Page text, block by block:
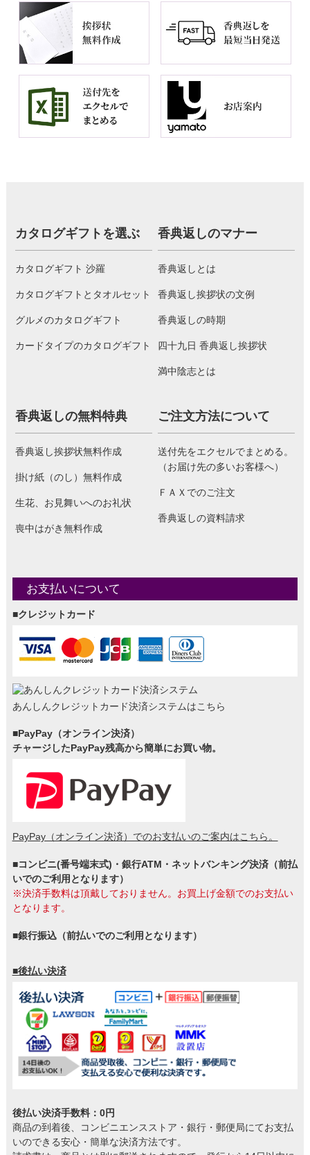
カタログギフトを選ぶ
カタログギフト 沙羅
カタログギフトとタオルセット
グルメのカタログギフト
カードタイプのカタログギフト
香典返しのマナー
香典返しとは
香典返し挨拶状の文例
香典返しの時期
四十九日 香典返し挨拶状
満中陰志とは
香典返しの無料特典
香典返し挨拶状無料作成
掛け紙（のし）無料作成
生花、お見舞いへのお礼状
喪中はがき無料作成
ご注文方法について
送付先をエクセルでまとめる。
（お届け先の多いお客様へ）
ＦＡＸでのご注文
香典返しの資料請求
お支払いについて
■クレジットカード
あんしんクレジットカード決済システムはこちら
■PayPay（オンライン決済）
チャージしたPayPay残高から簡単にお買い物。
PayPay（オンライン決済）でのお支払いのご案内はこちら。
■コンビニ(番号端末式)・銀行ATM・ネットバンキング決済（前払
いでのご利用となります）
※決済手数料は頂戴しておりません。お買上げ金額でのお支払い
となります。
■銀行振込（前払いでのご利用となります）
■後払い決済
後払い決済手数料：0円
商品の到着後、コンビニエンスストア・銀行・郵便局にてお支払
いのできる安心・簡単な決済方法です。